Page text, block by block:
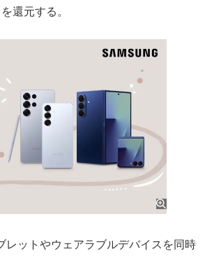
還元する。
ットやウェアラブルデバイスを同時